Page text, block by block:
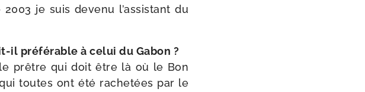
je suis deve­nu l’assistant du
​il pré­fé­rable à celui du Gabon ?
prêtre qui doit être là où le Bon
toutes ont été rache­tées par le